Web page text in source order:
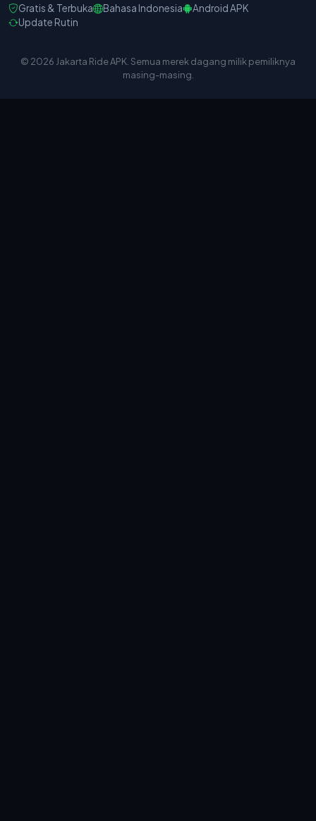
Gratis & Terbuka Bahasa Indonesia
Android APK
Update Rutin
© 2026 Jakarta Ride APK. Semua merek dagang milik pemiliknya
masing-masing.